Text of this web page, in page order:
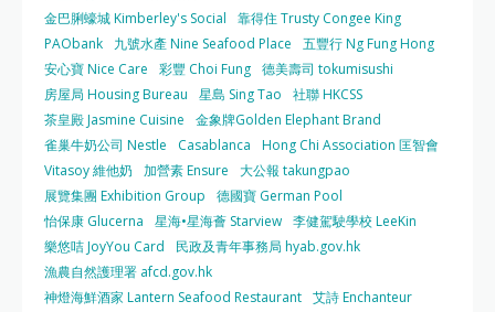
金巴脷蠔城 Kimberley's Social
靠得住 Trusty Congee King
PAObank
九號水產 Nine Seafood Place
五豐行 Ng Fung Hong
安心寶 Nice Care
彩豐 Choi Fung 德美壽司 tokumisushi
房屋局 Housing Bureau
星島 Sing Tao
社聯 HKCSS
茶皇殿 Jasmine Cuisine
金象牌Golden Elephant Brand
雀巢牛奶公司 Nestle
Casablanca
Hong Chi Association 匡智會
Vitasoy 維他奶
加營素 Ensure
大公報 takungpao
展覽集團 Exhibition Group
德國寶 German Pool
怡保康 Glucerna
星海•星海薈 Starview 李健駕駛學校 LeeKin
樂悠咭 JoyYou Card
民政及青年事務局 hyab.gov.hk
漁農自然護理署 afcd.gov.hk
神燈海鮮酒家 Lantern Seafood Restaurant 艾詩 Enchanteur